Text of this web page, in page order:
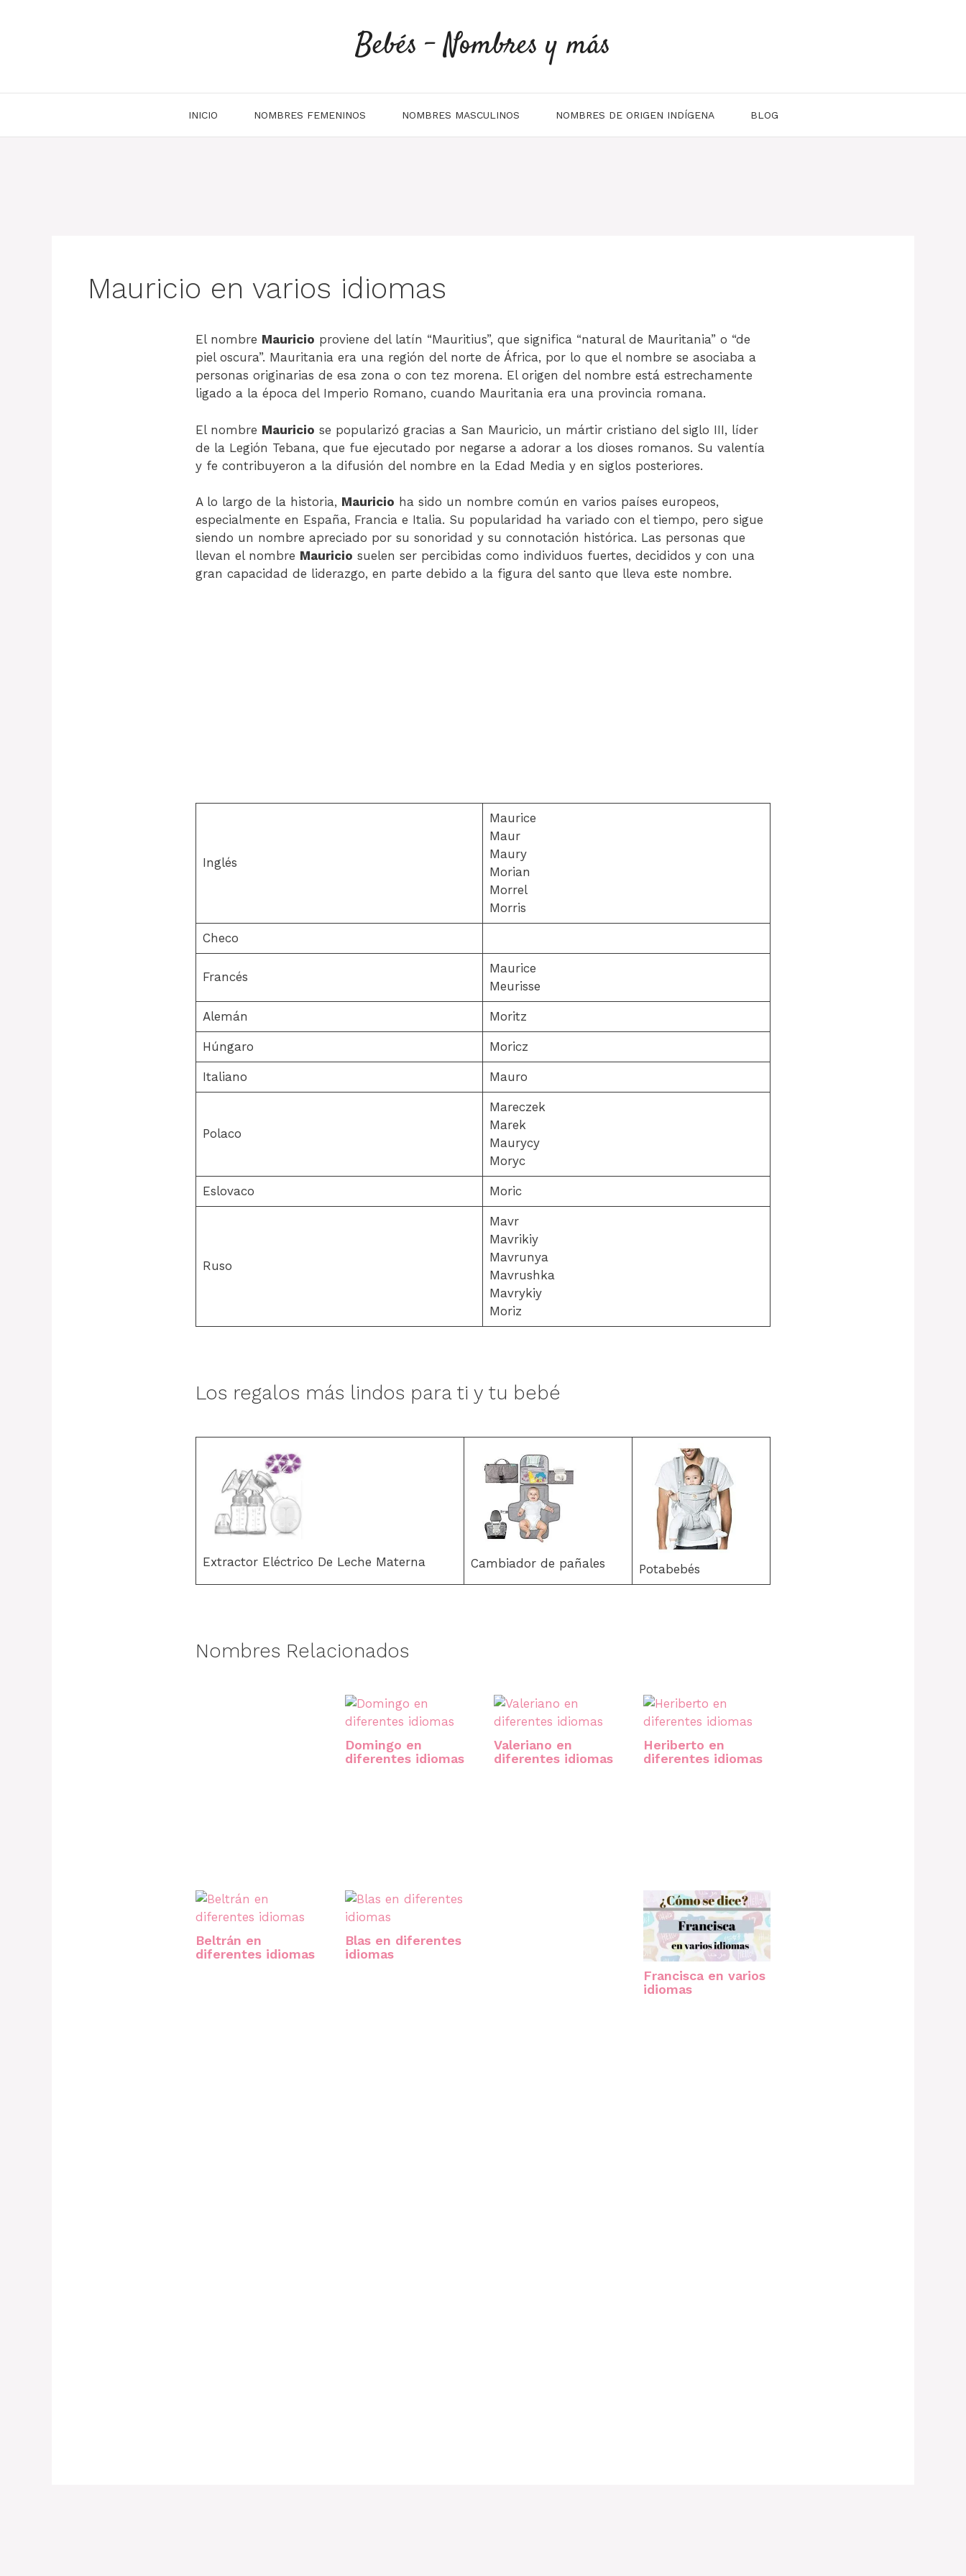
Bebés - Nombres y más
INICIO NOMBRES FEMENINOS NOMBRES MASCULINOS NOMBRES DE ORIGEN INDÍGENA BLOG
Mauricio en varios idiomas
El nombre Mauricio proviene del latín “Mauritius”, que significa “natural de Mauritania” o “de
piel oscura”. Mauritania era una región del norte de África, por lo que el nombre se asociaba a
personas originarias de esa zona o con tez morena. El origen del nombre está estrechamente
ligado a la época del Imperio Romano, cuando Mauritania era una provincia romana.
El nombre Mauricio se popularizó gracias a San Mauricio, un mártir cristiano del siglo III, líder
de la Legión Tebana, que fue ejecutado por negarse a adorar a los dioses romanos. Su valentía
y fe contribuyeron a la difusión del nombre en la Edad Media y en siglos posteriores.
A lo largo de la historia, Mauricio ha sido un nombre común en varios países europeos,
especialmente en España, Francia e Italia. Su popularidad ha variado con el tiempo, pero sigue
siendo un nombre apreciado por su sonoridad y su connotación histórica. Las personas que
llevan el nombre Mauricio suelen ser percibidas como individuos fuertes, decididos y con una
gran capacidad de liderazgo, en parte debido a la figura del santo que lleva este nombre.
Inglés
Maurice
Maur
Maury
Morian
Morrel
Morris
Checo
Francés
Maurice
Meurisse
Alemán Moritz
Húngaro Moricz
Italiano Mauro
Polaco
Mareczek
Marek
Maurycy
Moryc
Eslovaco Moric
Ruso
Mavr
Mavrikiy
Mavrunya
Mavrushka
Mavrykiy
Moriz
Los regalos más lindos para ti y tu bebé
Extractor Eléctrico De Leche Materna Cambiador de pañales Potabebés
Nombres Relacionados
Domingo en
diferentes idiomas
Valeriano en
diferentes idiomas
Heriberto en
diferentes idiomas
Beltrán en
diferentes idiomas
Blas en diferentes
idiomas
Francisca en varios
idiomas